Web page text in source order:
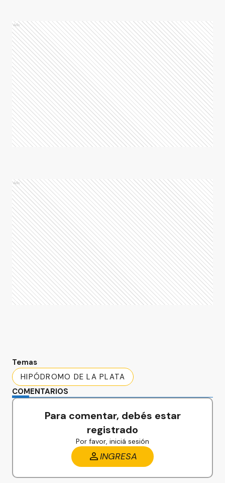
Ads
Ads
Temas
HIPÓDROMO DE LA PLATA
COMENTARIOS
Para comentar, debés estar
registrado
Por favor, iniciá sesión
INGRESA